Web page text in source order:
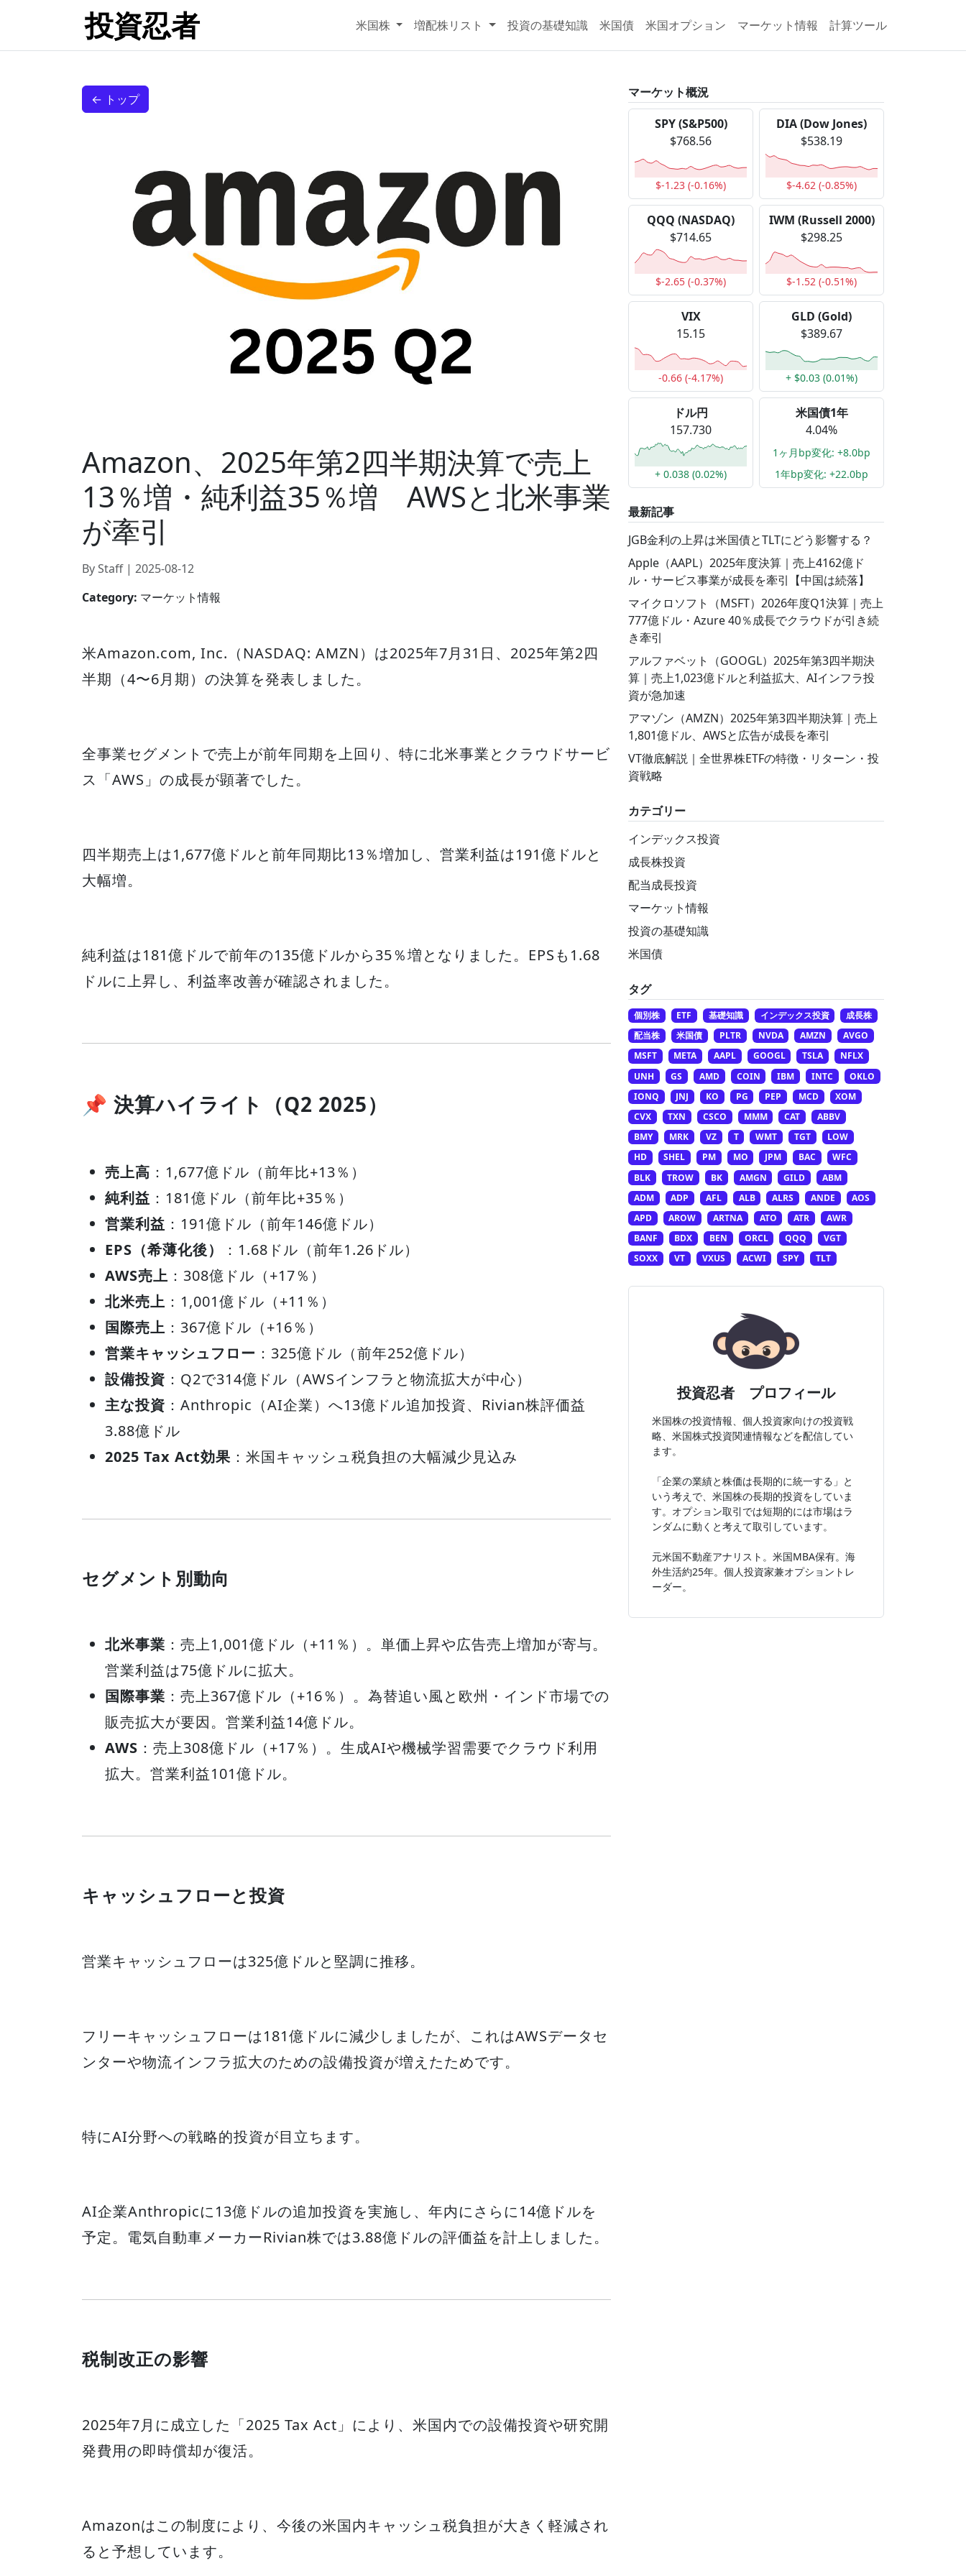
投資忍者 米国株 増配株リスト 投資の基礎知識 米国債 米国オプション マーケット情報 計算ツール
← トップ
Amazon、2025年第2四半期決算で売上
13％増・純利益35％増 AWSと北米事業
が牽引
By Staff | 2025-08-12
Category: マーケット情報
米Amazon.com, Inc.（NASDAQ: AMZN）は2025年7月31日、2025年第2四
半期（4〜6月期）の決算を発表しました。
全事業セグメントで売上が前年同期を上回り、特に北米事業とクラウドサービ
ス「AWS」の成長が顕著でした。
四半期売上は1,677億ドルと前年同期比13％増加し、営業利益は191億ドルと
大幅増。
純利益は181億ドルで前年の135億ドルから35％増となりました。EPSも1.68
ドルに上昇し、利益率改善が確認されました。
📌 決算ハイライト（Q2 2025）
売上高 ：1,677億ドル（前年比+13％）
純利益 ：181億ドル（前年比+35％）
営業利益 ：191億ドル（前年146億ドル）
EPS（希薄化後）
：1.68ドル（前年1.26ドル）
AWS売上 ：308億ドル（+17％）
北米売上 ：1,001億ドル（+11％）
国際売上 ：367億ドル（+16％）
営業キャッシュフロー ：325億ドル（前年252億ドル）
設備投資 ：Q2で314億ドル（AWSインフラと物流拡大が中心）
主な投資 ：Anthropic（AI企業）へ13億ドル追加投資、Rivian株評価益
3.88億ドル
2025 Tax Act効果 ：米国キャッシュ税負担の大幅減少見込み
セグメント別動向
北米事業 ：売上1,001億ドル（+11％）。単価上昇や広告売上増加が寄与。
営業利益は75億ドルに拡大。
国際事業 ：売上367億ドル（+16％）。為替追い風と欧州・インド市場での
販売拡大が要因。営業利益14億ドル。
AWS ：売上308億ドル（+17％）。生成AIや機械学習需要でクラウド利用
拡大。営業利益101億ドル。
キャッシュフローと投資
営業キャッシュフローは325億ドルと堅調に推移。
フリーキャッシュフローは181億ドルに減少しましたが、これはAWSデータセ
ンターや物流インフラ拡大のための設備投資が増えたためです。
特にAI分野への戦略的投資が目立ちます。
AI企業Anthropicに13億ドルの追加投資を実施し、年内にさらに14億ドルを
予定。電気自動車メーカーRivian株では3.88億ドルの評価益を計上しました。
税制改正の影響
2025年7月に成立した「2025 Tax Act」により、米国内での設備投資や研究開
発費用の即時償却が復活。
Amazonはこの制度により、今後の米国内キャッシュ税負担が大きく軽減され
ると予想しています。
マーケット概況
SPY (S&P500)
$768.56
$-1.23 (-0.16%)
DIA (Dow Jones)
$538.19
$-4.62 (-0.85%)
QQQ (NASDAQ)
$714.65
$-2.65 (-0.37%)
IWM (Russell 2000)
$298.25
$-1.52 (-0.51%)
VIX
15.15
-0.66 (-4.17%)
GLD (Gold)
$389.67
+ $0.03 (0.01%)
ドル円
157.730
+ 0.038 (0.02%)
米国債1年
4.04%
1ヶ月bp変化: +8.0bp
1年bp変化: +22.0bp
最新記事
JGB金利の上昇は米国債とTLTにどう影響する？
Apple（AAPL）2025年度決算｜売上4162億ド
ル・サービス事業が成長を牽引【中国は続落】
マイクロソフト（MSFT）2026年度Q1決算｜売上
777億ドル・Azure 40％成長でクラウドが引き続
き牽引
アルファベット（GOOGL）2025年第3四半期決
算｜売上1,023億ドルと利益拡大、AIインフラ投
資が急加速
アマゾン（AMZN）2025年第3四半期決算｜売上
1,801億ドル、AWSと広告が成長を牽引
VT徹底解説｜全世界株ETFの特徴・リターン・投
資戦略
カテゴリー
インデックス投資
成長株投資
配当成長投資
マーケット情報
投資の基礎知識
米国債
タグ
個別株 ETF 基礎知識 インデックス投資
成長株
配当株
米国債 PLTR NVDA AMZN
AVGO
MSFT
META AAPL GOOGL TSLA
NFLX
UNH
GS AMD COIN IBM INTC
OKLO
IONQ
JNJ KO PG PEP MCD
XOM
CVX
TXN CSCO MMM CAT
ABBV
BMY
MRK VZ T WMT TGT
LOW
HD
SHEL PM MO JPM BAC
WFC
BLK
TROW BK AMGN GILD
ABM
ADM
ADP AFL ALB ALRS ANDE
AOS
APD
AROW ARTNA ATO ATR
AWR
BANF
BDX BEN ORCL QQQ
VGT
SOXX
VT VXUS ACWI SPY TLT
投資忍者 プロフィール
米国株の投資情報、個人投資家向けの投資戦
略、米国株式投資関連情報などを配信してい
ます。
「企業の業績と株価は長期的に統一する」と
いう考えで、米国株の長期的投資をしていま
す。オプション取引では短期的には市場はラ
ンダムに動くと考えて取引しています。
元米国不動産アナリスト。米国MBA保有。海
外生活約25年。個人投資家兼オプショントレ
ーダー。